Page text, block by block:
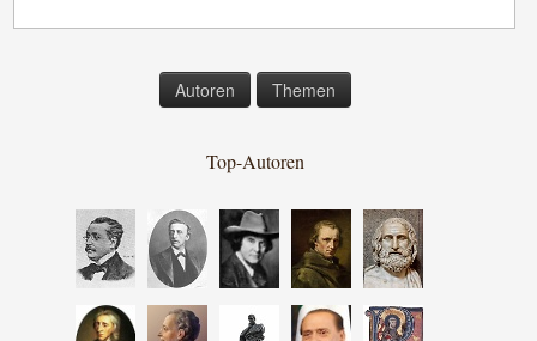
Autoren Themen
Top-Autoren